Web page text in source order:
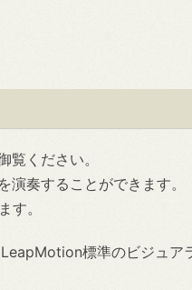
覧ください。
演奏することができます。
す。
標準のビジュア